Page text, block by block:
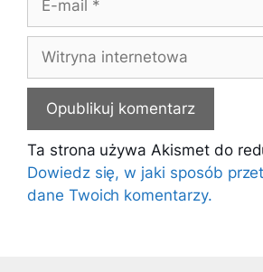
mail
internetowa
Ta strona używa Akismet do
Dowiedz się, w jaki sposób
dane Twoich komentarzy.